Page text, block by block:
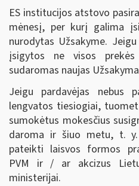
ES institucijos atstovo
mėnesį, per kurį galima
nurodytas Užsakyme.
įsigytos ne visos
sudaromas naujas
Jeigu pardavėjas nebus
lengvatos tiesiogiai,
sumokėtus mokesčius
daroma ir šiuo metu, t.
pateikti laisvos formos
PVM ir / ar akcizus
ministerijai.